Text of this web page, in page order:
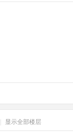
| 显示全部楼层